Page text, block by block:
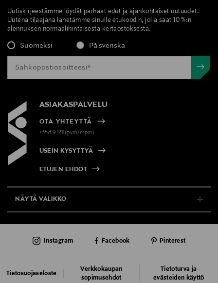
Uutiskirjeestämme löydät parhaat edut ja ajankohtaiset uutuudet.
Uutena tilaajana lähetämme sinulle etukoodin, jolla saat 10 %:n
alennuksen normaalihintaisesta kertaostoksesta.
Suomeksi På svenska
ASIAKASPALVELU
OTA YHTEYTTÄ
+358 9 1211(pvm/mpm)
USEIN KYSYTTYÄ
ETUJEN EHDOT
NÄYTÄ VALIKKO
AJANKOHTAISTA
Tietosuojaseloste
Verkkokaupan
sopimusehdot
Tietoturva ja
evästeiden käyttö
Instagram Facebook Pinterest